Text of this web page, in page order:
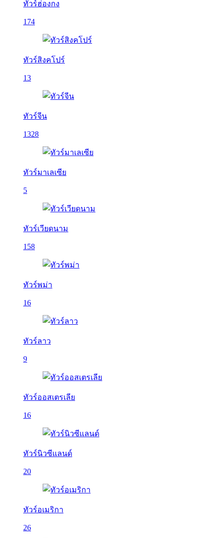
ทัวร์ฮ่องกง
174
ทัวร์สิงคโปร์
13
ทัวร์จีน
1328
ทัวร์มาเลเซีย
5
ทัวร์เวียดนาม
158
ทัวร์พม่า
16
ทัวร์ลาว
9
ทัวร์ออสเตรเลีย
16
ทัวร์นิวซีแลนด์
20
ทัวร์อเมริกา
26